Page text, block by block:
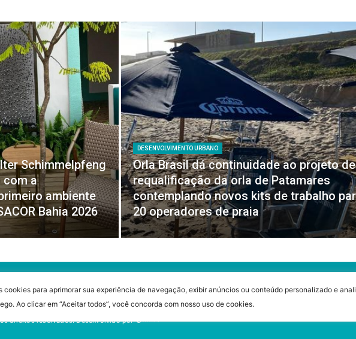
cookies para aprimorar sua experiência de navegação, exibir anúncios ou conteúdo personalizado e
Ao clicar em “Aceitar todos”, você concorda com nosso uso de cookies.
Schimmelpfeng
com a
ambiente
Bahia 2026
DESENVOLVIMENTO URBANO
Orla Brasil dá continuidade ao projeto de
requalificação da orla de Patamares
contemplando novos kits de trabalho
20 operadores de praia
direitos reservados.Desenvolvido por